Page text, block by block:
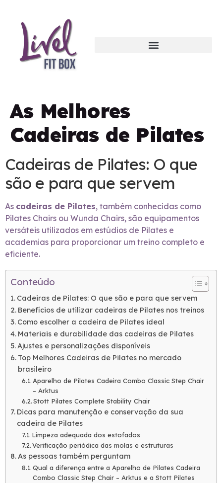
As Melhores
Cadeiras de Pilates
Cadeiras de Pilates: O que
são e para que servem
As cadeiras de Pilates, também conhecidas como
Pilates Chairs ou Wunda Chairs, são equipamentos
versáteis utilizados em estúdios de Pilates e
academias para proporcionar um treino completo e
eficiente.
Conteúdo
Cadeiras de Pilates: O que são e para que servem
Benefícios de utilizar cadeiras de Pilates nos treinos
Como escolher a cadeira de Pilates ideal
Materiais e durabilidade das cadeiras de Pilates
Ajustes e personalizações disponíveis
Top Melhores Cadeiras de Pilates no mercado
brasileiro
Aparelho de Pilates Cadeira Combo Classic Step Chair
– Arktus
Stott Pilates Complete Stability Chair
Dicas para manutenção e conservação da sua
cadeira de Pilates
Limpeza adequada dos estofados
Verificação periódica das molas e estruturas
As pessoas também perguntam
Qual a diferença entre a Aparelho de Pilates Cadeira
Combo Classic Step Chair – Arktus e a Stott Pilates